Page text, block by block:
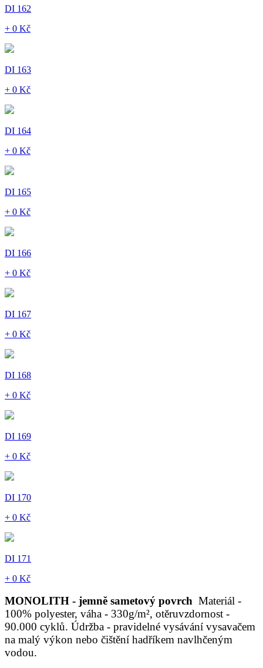
DI 162
+ 0 Kč
DI 163
+ 0 Kč
DI 164
+ 0 Kč
DI 165
+ 0 Kč
DI 166
+ 0 Kč
DI 167
+ 0 Kč
DI 168
+ 0 Kč
DI 169
+ 0 Kč
DI 170
+ 0 Kč
DI 171
+ 0 Kč
MONOLITH - jemně sametový povrch Materiál -
100% polyester, váha - 330g/m², otěruvzdornost -
90.000 cyklů. Údržba - pravidelné vysávání vysavačem
na malý výkon nebo čištění hadříkem navlhčeným
vodou.